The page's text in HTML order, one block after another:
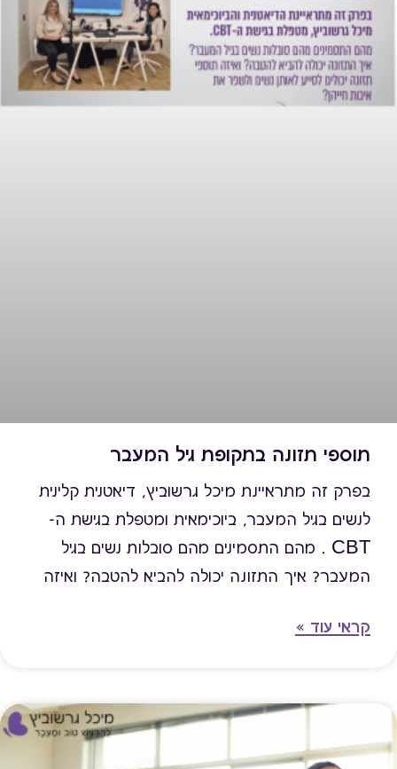
תוספי תזונה בתקופת גיל המעבר
בפרק זה מתראיינת מיכל גרשוביץ, דיאטנית קלינית
לנשים בגיל המעבר, ביוכימאית ומטפלת בגישת ה-
CBT . מהם התסמינים מהם סובלות נשים בגיל
המעבר? איך התזונה יכולה להביא להטבה? ואיזה
איכות חייהן? הראיון מיועד לנשות מקצוע - דיאטניות
קראי עוד »